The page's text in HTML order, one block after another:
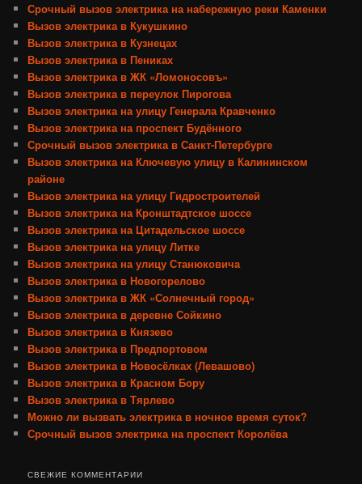
Срочный вызов электрика на набережную реки Каменки
Вызов электрика в Кукушкино
Вызов электрика в Кузнецах
Вызов электрика в Пениках
Вызов электрика в ЖК «Ломоносовъ»
Вызов электрика в переулок Пирогова
Вызов электрика на улицу Генерала Кравченко
Вызов электрика на проспект Будённого
Срочный вызов электрика в Санкт-Петербурге
Вызов электрика на Ключевую улицу в Калининском
районе
Вызов электрика на улицу Гидростроителей
Вызов электрика на Кронштадтское шоссе
Вызов электрика на Цитадельское шоссе
Вызов электрика на улицу Литке
Вызов электрика на улицу Станюковича
Вызов электрика в Новогорелово
Вызов электрика в ЖК «Солнечный город»
Вызов электрика в деревне Сойкино
Вызов электрика в Князево
Вызов электрика в Предпортовом
Вызов электрика в Новосёлках (Левашово)
Вызов электрика в Красном Бору
Вызов электрика в Тярлево
Можно ли вызвать электрика в ночное время суток?
Срочный вызов электрика на проспект Королёва
СВЕЖИЕ КОММЕНТАРИИ